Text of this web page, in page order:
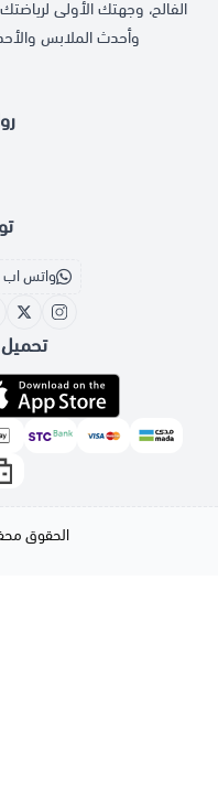
الفالح، وجهتك الأولى
وأحدث الملابس
واتس اب
تحميل
الحقوق